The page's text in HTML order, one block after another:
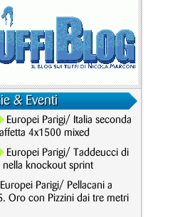
& Eventi
Europei Parigi/ Italia seconda
4x1500 mixed
Europei Parigi/ Taddeucci di
nella knockout sprint
Europei Parigi/ Pellacani a
Oro con Pizzini dai tre metri